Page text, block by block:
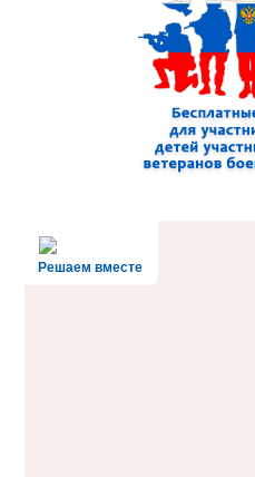
Решаем вместе